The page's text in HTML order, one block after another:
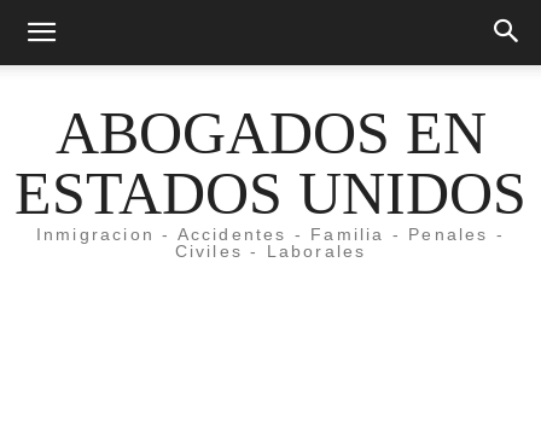
ABOGADOS EN
ESTADOS UNIDOS
Inmigracion - Accidentes - Familia - Penales -
Civiles - Laborales